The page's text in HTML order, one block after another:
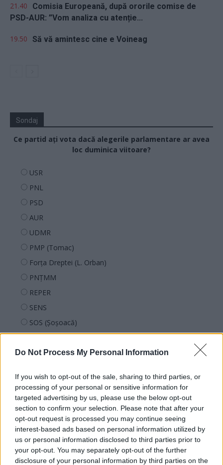
Do Not Process My Personal Information
If you wish to opt-out of the sale, sharing to third parties, or
processing of your personal or sensitive information for
targeted advertising by us, please use the below opt-out
section to confirm your selection. Please note that after your
opt-out request is processed you may continue seeing
interest-based ads based on personal information utilized by
us or personal information disclosed to third parties prior to
your opt-out. You may separately opt-out of the further
disclosure of your personal information by third parties on the
21.40
Comisia Europeană, după ororile comise de
PSD-AUR: ”Vom analiza cu atenție...
19.50 Să vă amintesc cine e Voineag
Sondaj
Ce partid ați vota dacă alegerile parlamentare ar avea
loc duminica viitoare?
USR
PNL
PSD
AUR
UDMR
PMP (Tomac)
Forța Dreptei (L. Orban)
PNȚMM
REPER
SENS
SOS (Șoșoacă)
POT (Gavrilă)
PACE (Peia)
PDF (Lazarus)
PUSL (D. Voiculescu)
PNȚCD (Pavelescu)
PNCR (Terheș)
Partidul Patrioților (Surugiu)
FAR (Coarnă)